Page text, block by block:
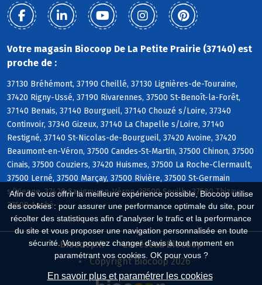
Afin de vous offrir la meilleure expérience possible, Biocoop utilise
des cookies : pour assurer une performance optimale du site, pour
récolter des statistiques afin d'analyser le trafic et la performance
du site et vous proposer une navigation personnalisée en toute
sécurité. Vous pouvez changer d'avis à tout moment en
paramétrant vos cookies. OK pour vous ?
En savoir plus et paramétrer les cookies
Votre magasin Biocoop De La Petite Prairie (37140) est
proche de :
37130 Bréhémont, 37190 Cheillé, 37130 Lignières-de-Touraine,
37420 Rigny-Ussé, 37190 Rivarennes, 37500 St-Benoît-la-Forêt,
37140 Benais, 37140 Bourgueil, 37140 Chouzé s/Loire, 37340
Continvoir, 37340 Gizeux, 37140 La Chapelle s/Loire, 37140
Restigné, 37140 St-Nicolas-de-Bourgueil, 37420 Avoine, 37420
Beaumont-en-Véron, 37500 Candes-St-Martin, 37500 Chinon, 37500
Cinais, 37500 Couziers, 37420 Huismes, 37500 La Roche-Clermault,
37500 Lerné, 37500 Marçay, 37500 Rivière, 37500 St-Germain
s/Vienne, 37420 Savigny-en-Véron, 37500 Seuilly, 37500 Thizay,
37500 Anché
Biocoop.fr
Le réseau Biocoop
Copyright Biocoop 2026